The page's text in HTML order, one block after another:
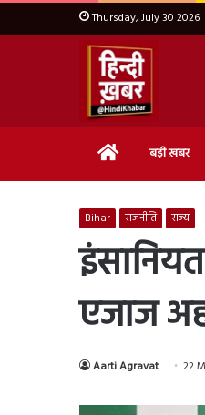
Thursday, July 30 2026
Home बड़ी ख़बर
Bihar राजनीति राज्य
एजाज
Aarti Agravat 22